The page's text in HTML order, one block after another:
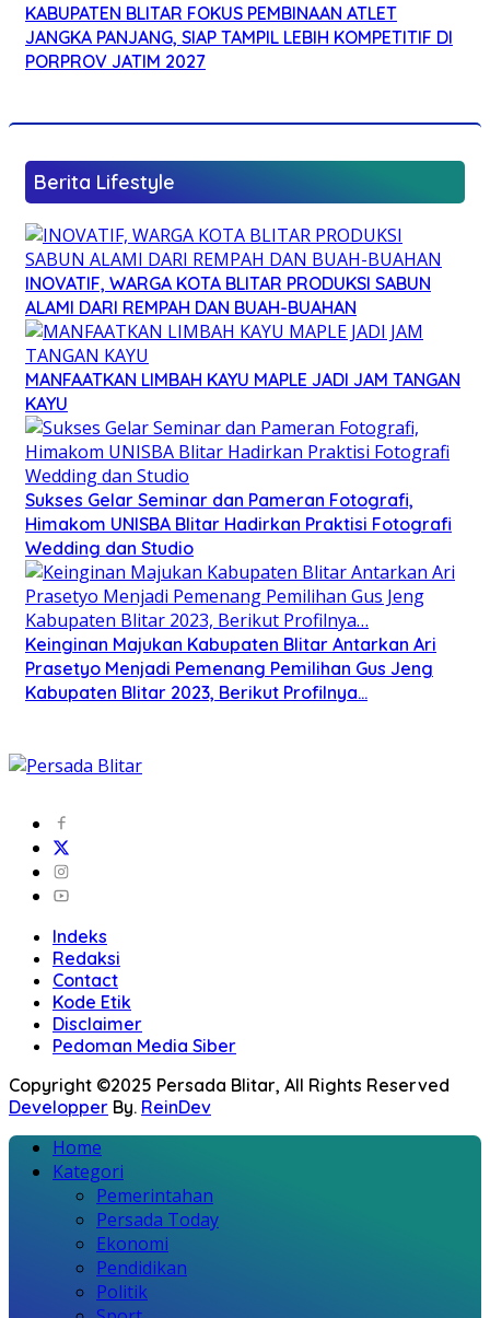
KABUPATEN BLITAR FOKUS PEMBINAAN ATLET
JANGKA PANJANG, SIAP TAMPIL LEBIH KOMPETITIF DI
PORPROV JATIM 2027
Berita Lifestyle
INOVATIF, WARGA KOTA BLITAR PRODUKSI SABUN
ALAMI DARI REMPAH DAN BUAH-BUAHAN
MANFAATKAN LIMBAH KAYU MAPLE JADI JAM TANGAN
KAYU
Sukses Gelar Seminar dan Pameran Fotografi,
Himakom UNISBA Blitar Hadirkan Praktisi Fotografi
Wedding dan Studio
Keinginan Majukan Kabupaten Blitar Antarkan Ari
Prasetyo Menjadi Pemenang Pemilihan Gus Jeng
Kabupaten Blitar 2023, Berikut Profilnya…
Indeks
Redaksi
Contact
Kode Etik
Disclaimer
Pedoman Media Siber
Copyright ©2025 Persada Blitar, All Rights Reserved
Developper By. ReinDev
Home
Kategori
Pemerintahan
Persada Today
Ekonomi
Pendidikan
Politik